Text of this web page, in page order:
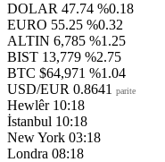
DOLAR 47.74 %0.18
EURO 55.25 %0.32
ALTIN 6,785 %1.25
BIST 13,779 %2.75
BTC $64,971 %1.04
USD/EUR 0.8641 parite
Hewlêr 10:18
İstanbul 10:18
New York 03:18
Londra 08:18